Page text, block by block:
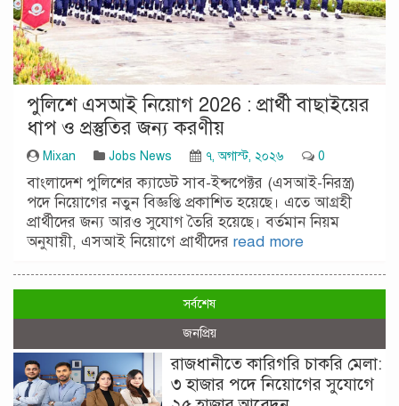
পুলিশে এসআই নিয়োগ 2026 : প্রার্থী বাছাইয়ের
ধাপ ও প্রস্তুতির জন্য করণীয়
Mixan Jobs News ৭, অগাস্ট, ২০২৬ 0
বাংলাদেশ পুলিশের ক্যাডেট সাব-ইন্সপেক্টর (এসআই-নিরস্ত্র)
পদে নিয়োগের নতুন বিজ্ঞপ্তি প্রকাশিত হয়েছে। এতে আগ্রহী
প্রার্থীদের জন্য আরও সুযোগ তৈরি হয়েছে। বর্তমান নিয়ম
অনুযায়ী, এসআই নিয়োগে প্রার্থীদের read more
সর্বশেষ
জনপ্রিয়
রাজধানীতে কারিগরি চাকরি মেলা:
৩ হাজার পদে নিয়োগের সুযোগে